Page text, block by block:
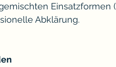
Einsatzformen
Abklärung.